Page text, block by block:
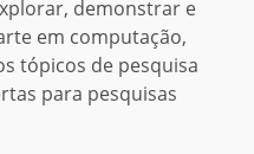
demonstrar e
em computação,
tópicos de pesquisa
para pesquisas